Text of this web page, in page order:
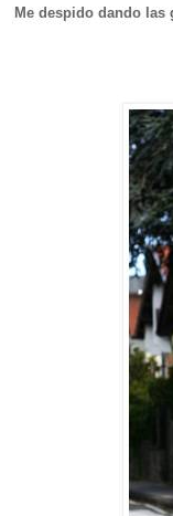
Me despido dando